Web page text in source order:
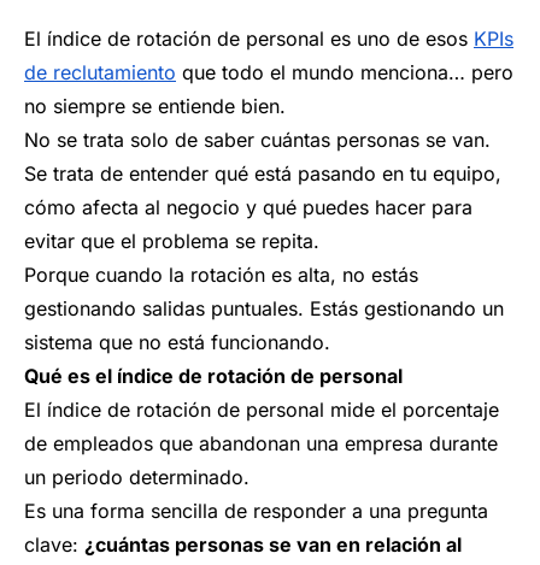
El índice de rotación de personal es uno de esos KPIs
de reclutamiento que todo el mundo menciona… pero
no siempre se entiende bien.
No se trata solo de saber cuántas personas se van.
Se trata de entender qué está pasando en tu equipo,
cómo afecta al negocio y qué puedes hacer para
evitar que el problema se repita.
Porque cuando la rotación es alta, no estás
gestionando salidas puntuales. Estás gestionando un
sistema que no está funcionando.
Qué es el índice de rotación de personal
El índice de rotación de personal mide el porcentaje
de empleados que abandonan una empresa durante
un periodo determinado.
Es una forma sencilla de responder a una pregunta
clave: ¿cuántas personas se van en relación al